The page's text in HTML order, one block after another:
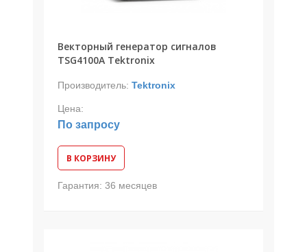
Векторный генератор сигналов
TSG4100A Tektronix
Производитель: Tektronix
Цена:
По запросу
В КОРЗИНУ
Гарантия: 36 месяцев